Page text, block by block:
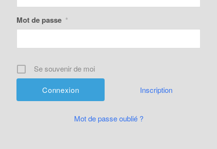
Mot de passe *
Se souvenir de moi
Inscription
Mot de passe oublié ?